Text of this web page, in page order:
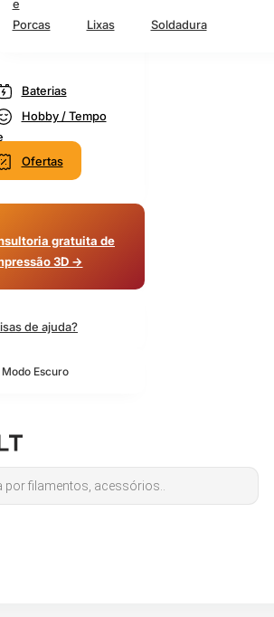
e
Porcas
Lixas Soldadura
Baterias
Hobby / Tempo
Ofertas
gratuita de
3D →
de ajuda?
Escuro